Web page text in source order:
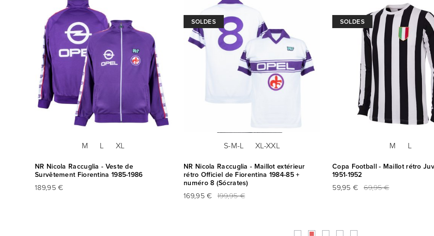
M L XL
NR Nicola Raccuglia - Veste de
Survêtement Fiorentina 1985-1986
189,95 €
SOLDES
S-M-L XL-XXL
NR Nicola Raccuglia - Maillot extérieur
rétro Officiel de Fiorentina 1984-85 +
numéro 8 (Sócrates)
169,95 € 199,95 €
SOLDES
M L
Copa Football - Maillot rétro
1951-1952
59,95 € 69,95 €